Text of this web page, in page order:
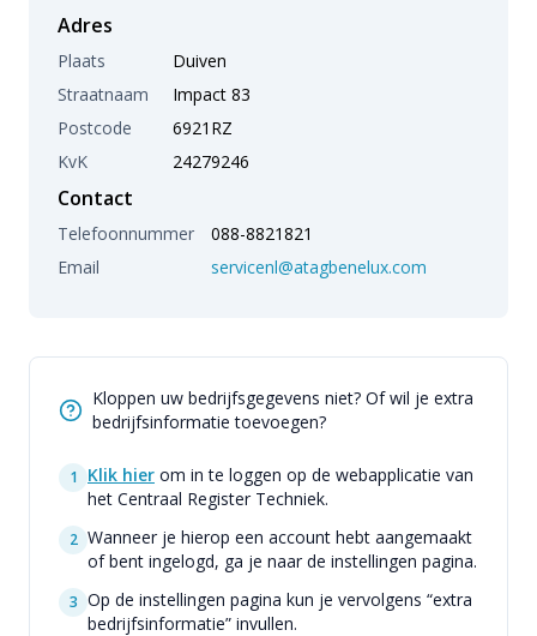
Adres
Plaats
Duiven
Straatnaam
Impact 83
Postcode
6921RZ
KvK
24279246
Contact
Telefoonnummer
088-8821821
Email
servicenl@atagbenelux.com
Kloppen uw bedrijfsgegevens niet? Of wil je extra
bedrijfsinformatie toevoegen?
1 Klik hier om in te loggen op de webapplicatie van
het Centraal Register Techniek.
2 Wanneer je hierop een account hebt aangemaakt
of bent ingelogd, ga je naar de instellingen pagina.
3 Op de instellingen pagina kun je vervolgens “extra
bedrijfsinformatie” invullen.